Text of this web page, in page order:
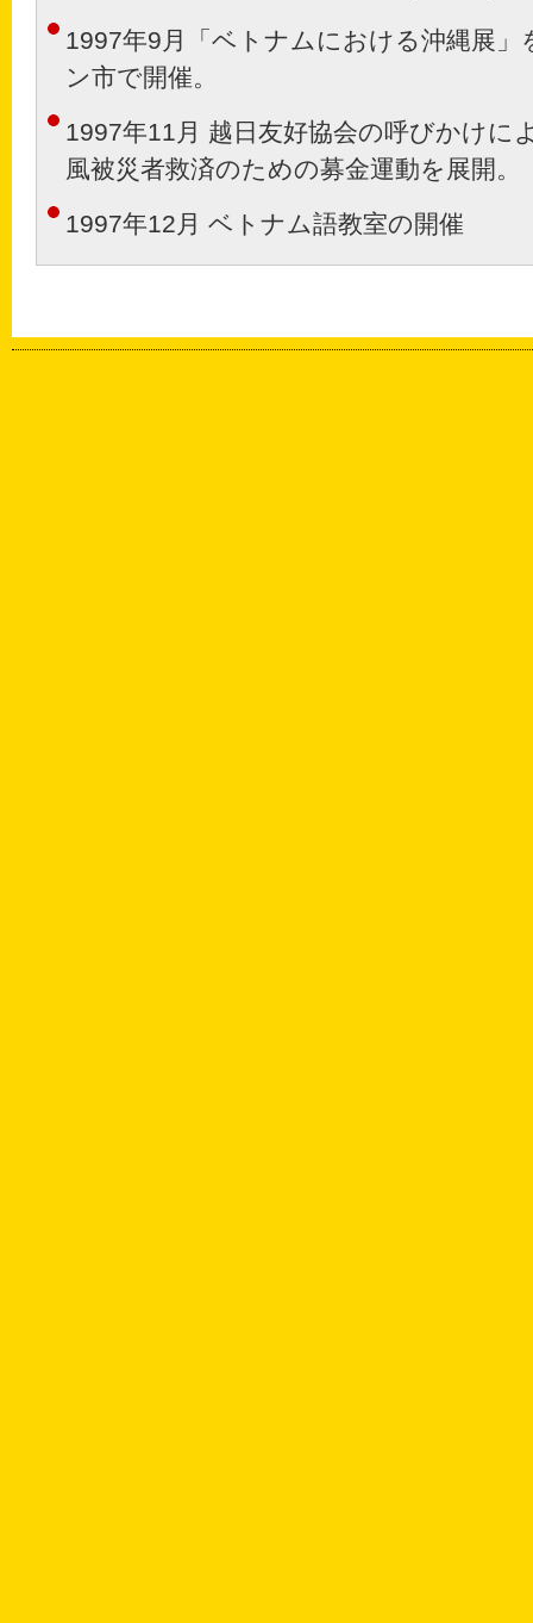
1997年9月「ベトナムにおける沖縄展
ン市で開催。
1997年11月 越日友好協会の呼びかけに
風被災者救済のための募金運動を展開。
1997年12月 ベトナム語教室の開催